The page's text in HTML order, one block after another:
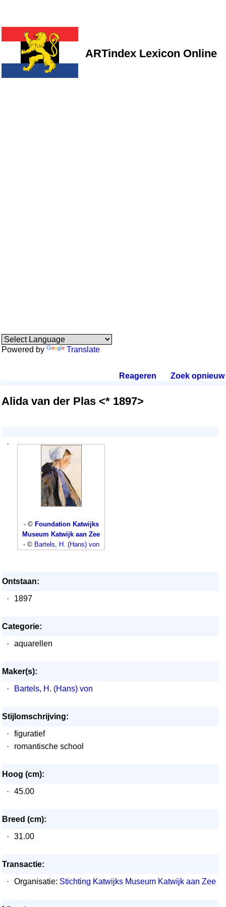
ARTindex Lexicon Online
Powered by Translate
Reageren Zoek opnieuw.
Alida van der Plas <* 1897>
·
- © Foundation Katwijks
Museum Katwijk aan Zee
- © Bartels, H. (Hans) von
Ontstaan:
·
1897
Categorie:
·
aquarellen
Maker(s):
·
Bartels, H. (Hans) von
Stijlomschrijving:
·
figuratief
·
romantische school
Hoog (cm):
·
45.00
Breed (cm):
·
31.00
Transactie:
·
Organisatie: Stichting Katwijks Museum Katwijk aan Zee